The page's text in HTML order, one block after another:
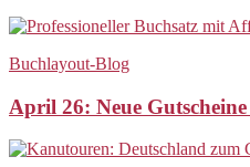
Buchlayout-Blog
April 26: Neue